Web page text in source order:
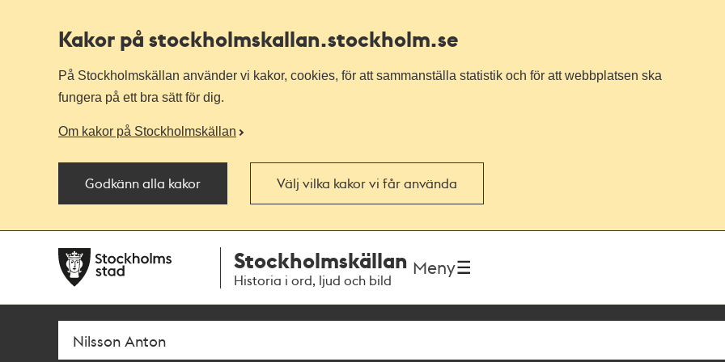
Kakor på stockholmskallan.stockholm.se
På Stockholmskällan använder vi kakor, cookies, för att sammanställa statistik och för att webbplatsen ska
fungera på ett bra sätt för dig.
Om kakor på Stockholmskällan
Godkänn alla kakor Välj vilka kakor vi får använda
navigationen
huvudinnehållet
Stockholmskällan
Historia i ord, ljud och bild
Meny
Sök